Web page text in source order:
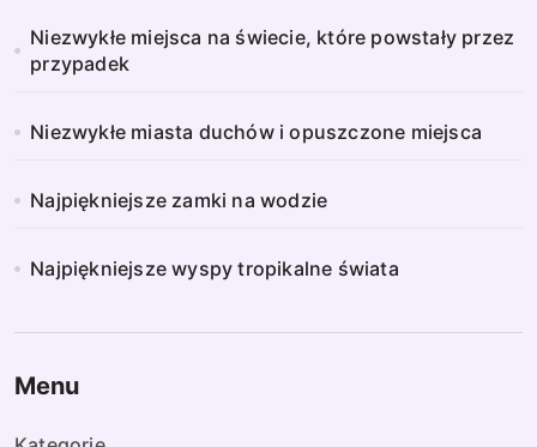
Niezwykłe miejsca na świecie, które powstały przez
przypadek
Niezwykłe miasta duchów i opuszczone miejsca
Najpiękniejsze zamki na wodzie
Najpiękniejsze wyspy tropikalne świata
Menu